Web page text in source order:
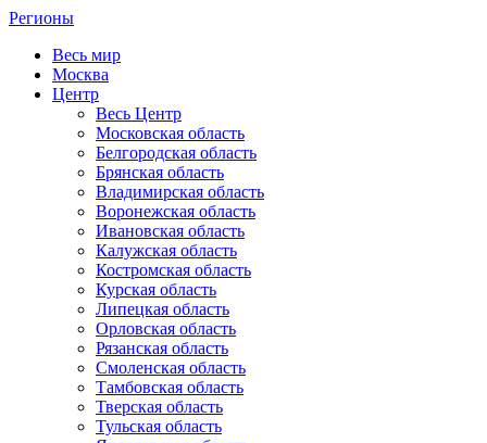
Регионы
Весь мир
Москва
Центр
Весь Центр
Московская область
Белгородская область
Брянская область
Владимирская область
Воронежская область
Ивановская область
Калужская область
Костромская область
Курская область
Липецкая область
Орловская область
Рязанская область
Смоленская область
Тамбовская область
Тверская область
Тульская область